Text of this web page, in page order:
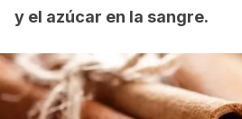
y el azúcar en la sangre.